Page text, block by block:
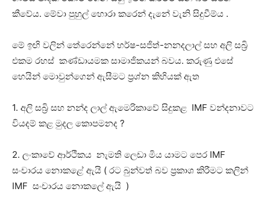
කීවේය. මේවා පුහුල් හොරා කරෙන් දැනේ වැනි සිදුවීම්ය .
මේ ඉඟි වලින් තේරෙන්නේ හර්ෂ-සජිත්-නනදලාල් සහ අලි සබ්‍රි
එකම රහස් කණ්ඩායමක සාමාජිකයන් බවය. කරුණු එසේ
හෙයින් මොවුන්ගෙන් ඇසීමට ප්‍රශ්න කිහියක් ඇත
1. අලි සබ්‍රි සහ නන්ද ලාල් ඇමෙරිකාවේ සිදුකළ IMF වන්දනාවට
වියදම් කළ මුදල කොපමනද ?
2. ලංකාවේ ආර්ථිකය නැමති ලෙඩා මිය යාමට පෙර IMF
සංචාරය නොකළේ ඇයි ( රට බුන්වත් බව ප්‍රකාශ කිරීමට කලින්
IMF සංචාරය නොකලේ ඇයි )